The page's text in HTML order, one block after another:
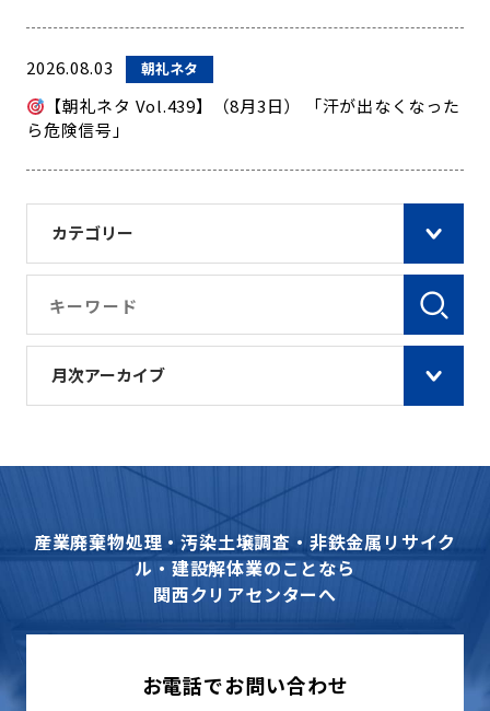
カテゴリー
月次アーカイブ
2026.08.03 朝礼ネタ
【朝礼ネタ Vol.439】（8月3日） 「汗が出なくなった
ら危険信号」
産業廃棄物処理・汚染土壌調査・非鉄金属リサイク
ル・建設解体業のことなら
関西クリアセンターへ
お電話でお問い合わせ